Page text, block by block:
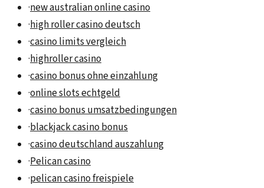
·new australian online casino
·high roller casino deutsch
·casino limits vergleich
·highroller casino
·casino bonus ohne einzahlung
·online slots echtgeld
·casino bonus umsatzbedingungen
·blackjack casino bonus
·casino deutschland auszahlung
·Pelican casino
·pelican casino freispiele